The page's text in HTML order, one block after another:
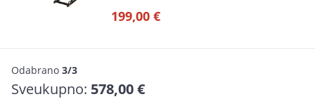
199,00 €
Odabrano 3/3
Sveukupno: 578,00 €